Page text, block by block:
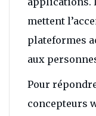
mettent
plateformes
aux
Pour
concepteurs